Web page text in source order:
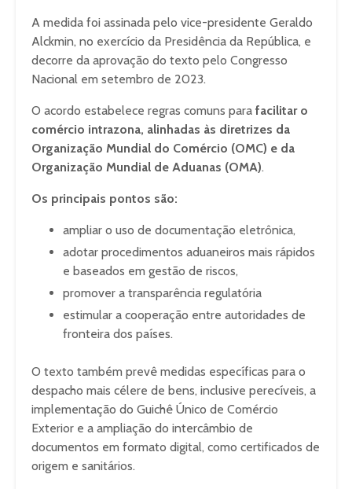
A medida foi assinada pelo vice-presidente Geraldo
Alckmin, no exercício da Presidência da República, e
decorre da aprovação do texto pelo Congresso
Nacional em setembro de 2023.
O acordo estabelece regras comuns para facilitar o
comércio intrazona, alinhadas às diretrizes da
Organização Mundial do Comércio (OMC) e da
Organização Mundial de Aduanas (OMA).
Os principais pontos são:
ampliar o uso de documentação eletrônica,
adotar procedimentos aduaneiros mais rápidos
e baseados em gestão de riscos,
promover a transparência regulatória
estimular a cooperação entre autoridades de
fronteira dos países.
O texto também prevê medidas específicas para o
despacho mais célere de bens, inclusive perecíveis, a
implementação do Guichê Único de Comércio
Exterior e a ampliação do intercâmbio de
documentos em formato digital, como certificados de
origem e sanitários.